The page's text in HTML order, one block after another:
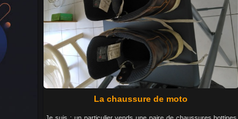
La chaussure de moto